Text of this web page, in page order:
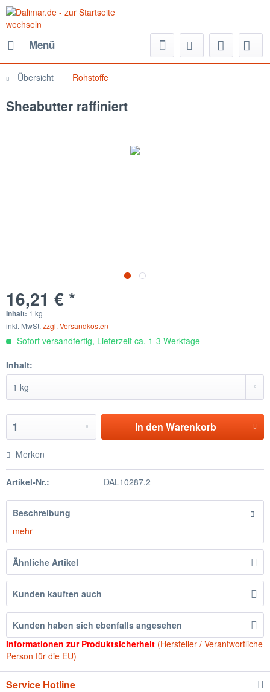
Menü
Übersicht Rohstoffe
Sheabutter raffiniert
16,21 € *
Inhalt: 1 kg
inkl. MwSt. zzgl. Versandkosten
Sofort versandfertig, Lieferzeit ca. 1-3 Werktage
Inhalt:
In den Warenkorb
Merken
Artikel-Nr.: DAL10287.2
Beschreibung
mehr
Ähnliche Artikel
Kunden kauften auch
Kunden haben sich ebenfalls angesehen
Informationen zur Produktsicherheit (Hersteller / Verantwortliche
Person für die EU)
Service Hotline